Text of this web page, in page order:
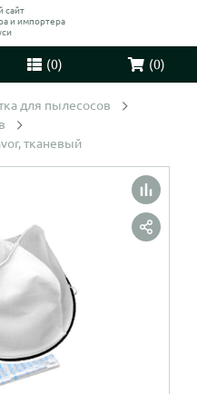
сайт
и импортера
(0) (0)
для пылесосов
тканевый